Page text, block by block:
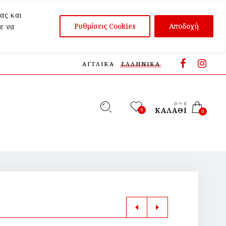
και
να
Ρυθμίσεις Cookies Αποδοχή
ΑΓΓΛΙΚΆ ΕΛΛΗΝΙΚΆ
0
0 ,00 €
ΚΑΛΆΘΙ 0